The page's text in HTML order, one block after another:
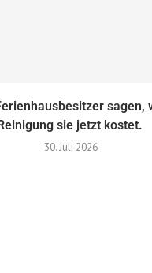
sagen,
sie jetzt kostet.
30. Juli 2026